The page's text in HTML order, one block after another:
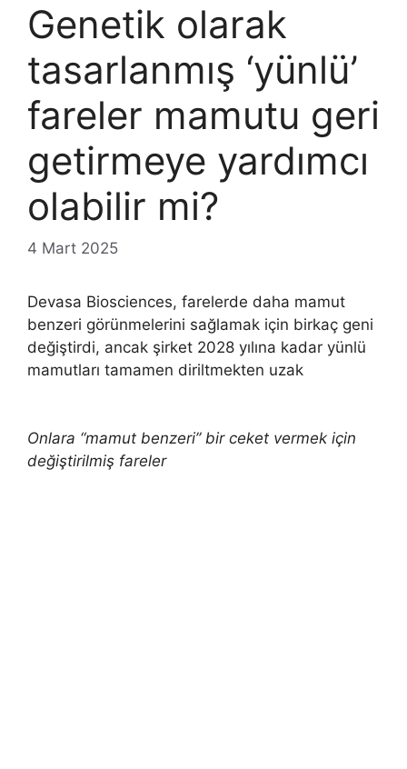
Genetik olarak
tasarlanmış ‘yünlü’
fareler mamutu geri
getirmeye yardımcı
olabilir mi?
4 Mart 2025
Devasa Biosciences, farelerde daha mamut
benzeri görünmelerini sağlamak için birkaç geni
değiştirdi, ancak şirket 2028 yılına kadar yünlü
mamutları tamamen diriltmekten uzak
Onlara “mamut benzeri” bir ceket vermek için
değiştirilmiş fareler